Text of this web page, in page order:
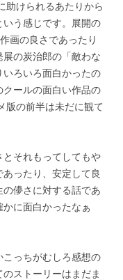
助けられるあたりから
う感じです。展開の
画の良さであったり
の炭治郎の「敵わな
いろいろ面白かったの
ールの面白い作品の
版の前半は未だに観て
それもってしてもや
ったり、安定して良
儚さに対する話であ
に面白かったなぁ
こっちがむしろ感想の
ストーリーはまだま